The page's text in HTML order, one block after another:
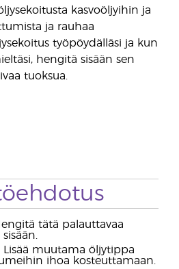
kasvoöljyihin ja
ja rauhaa
työpöydälläsi ja kun
hengitä sisään sen
tuoksua.
tätä palauttavaa
Lisää muutama öljytippa
ihoa kosteuttamaan.